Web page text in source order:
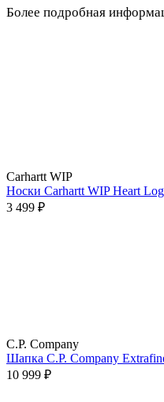
Более подробная
Carhartt WIP
Носки Carhartt WIP Heart
3 499 ₽
C.P. Company
Шапка C.P. Company
10 999 ₽